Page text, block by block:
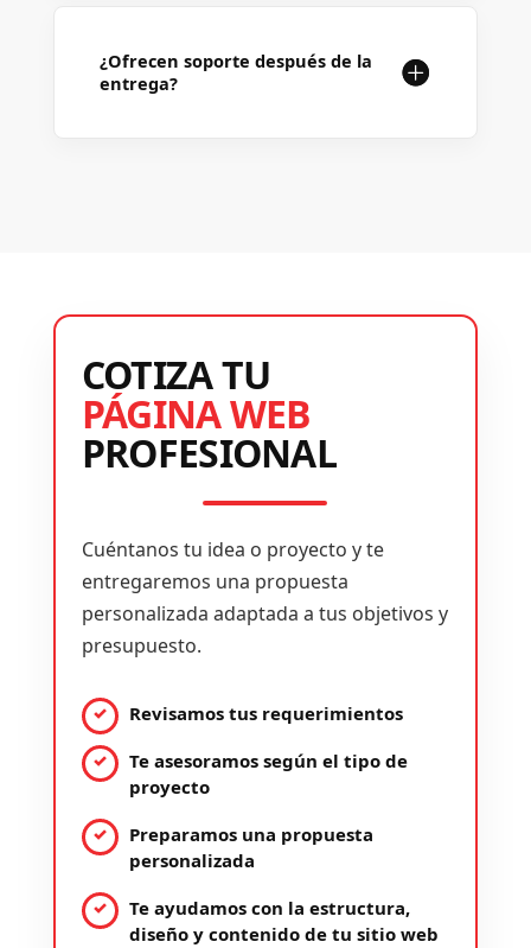
¿Ofrecen soporte después de la
entrega?
COTIZA TU
PÁGINA WEB
PROFESIONAL
Cuéntanos tu idea o proyecto y te
entregaremos una propuesta
personalizada adaptada a tus objetivos y
presupuesto.
Revisamos tus requerimientos
Te asesoramos según el tipo de
proyecto
Preparamos una propuesta
personalizada
Te ayudamos con la estructura,
diseño y contenido de tu sitio web